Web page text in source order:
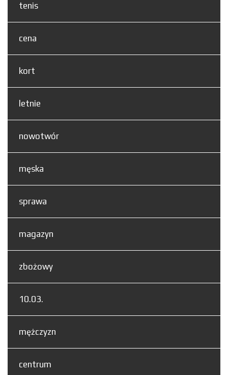
tenis
cena
kort
letnie
nowotwór
męska
sprawa
magazyn
zbożowy
10.03.
mężczyzn
centrum